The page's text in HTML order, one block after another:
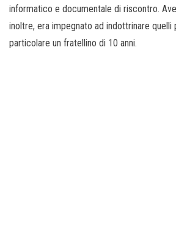
informatico e documentale di riscontro.
inoltre, era impegnato ad indottrinare quelli
particolare un fratellino di 10 anni.